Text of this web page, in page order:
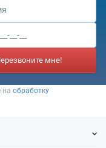
экспертизы
услуг без
проживания, не
в другие
мне!
на обработку